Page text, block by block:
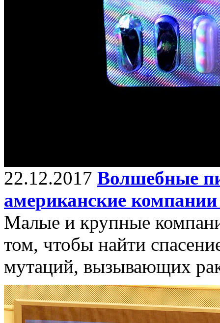
22.12.2017 Волшебные
американские
Малые и крупные
том, чтобы найти
мутаций, вызывающих